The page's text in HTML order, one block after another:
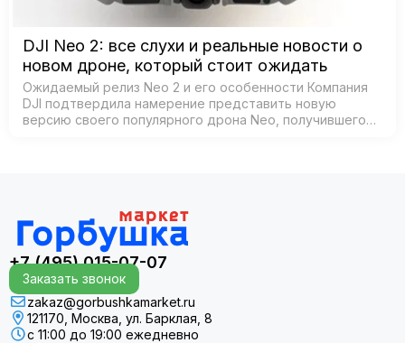
DJI Neo 2: все слухи и реальные новости о
новом дроне, который стоит ожидать
Ожидаемый релиз Neo 2 и его особенности Компания
DJI подтвердила намерение представить новую
версию своего популярного дрона Neo, получившего
+7 (495) 015-07-07
Заказать звонок
zakaz@gorbushkamarket.ru
121170, Москва, ул. Барклая, 8
с 11:00 до 19:00 ежедневно